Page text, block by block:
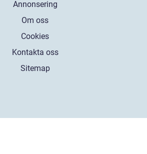
Annonsering
Om oss
Cookies
Kontakta oss
Sitemap